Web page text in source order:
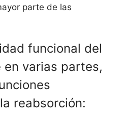
parte de las
funcional del
en varias partes,
reabsorción: